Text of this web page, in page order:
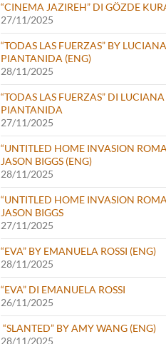
“CINEMA JAZIREH” DI GÖZDE
27/11/2025
“TODAS LAS FUERZAS” BY LUCIANA
PIANTANIDA (ENG)
28/11/2025
“TODAS LAS FUERZAS” DI LUCIANA
PIANTANIDA
27/11/2025
“UNTITLED HOME INVASION
JASON BIGGS (ENG)
28/11/2025
“UNTITLED HOME INVASION
JASON BIGGS
27/11/2025
“EVA” BY EMANUELA ROSSI (ENG)
28/11/2025
“EVA” DI EMANUELA ROSSI
26/11/2025
“SLANTED” BY AMY WANG (ENG)
28/11/2025